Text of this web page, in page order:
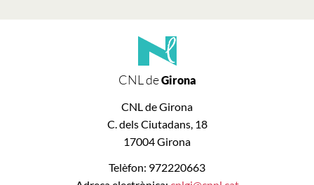
CNL deGirona
CNL de Girona
C. dels Ciutadans, 18
17004 Girona
Telèfon: 972220663